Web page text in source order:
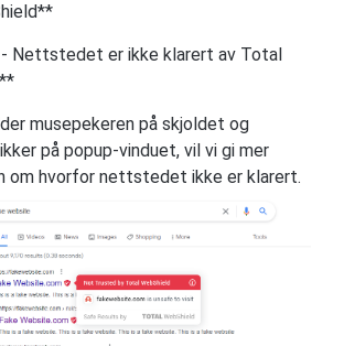
Nettstedet er ikke klarert av Total
musepekeren på skjoldet og
på popup-vinduet, vil vi gi mer
om hvorfor nettstedet ikke er klarert.